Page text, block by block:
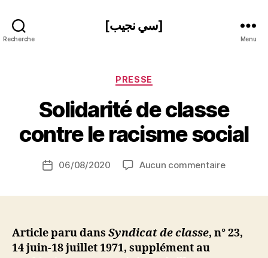
Recherche
[سي نجيب]
Menu
Catégories
PRESSE
Solidarité de classe
contre le racisme social
de
a
S
N
Date06/08/2020 Aucun commentairesur
le
Article paru dans Syndicat de classe, n° 23,
14 juin-18 juillet 1971, supplément au